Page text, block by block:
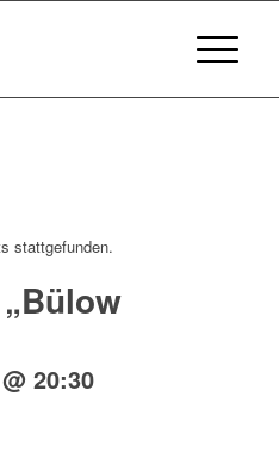
stattgefunden.
20:30